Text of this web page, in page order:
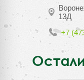
13Д
+7